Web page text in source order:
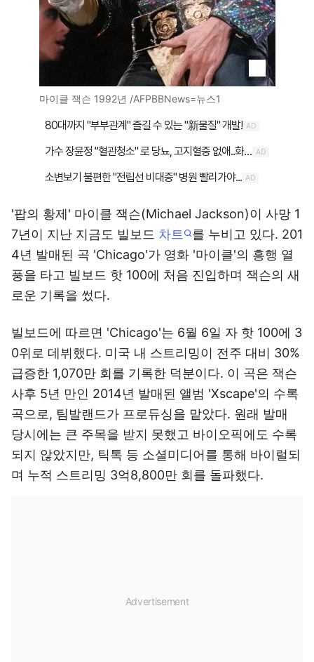
마이클 잭슨 1992년 /AFPBBNews=뉴스1
'팝의 황제' 마이클 잭슨(Michael Jackson)이 사망 1
7년이 지난 지금도 빌보드 차트
를 누비고 있다. 201
4년 발매된 곡 'Chicago'가 영화 '마이클'의 흥행 열
풍을 타고 빌보드 핫 100에 처음 진입하며 잭슨의 새
로운 기록을 썼다.
빌보드에 따르면 'Chicago'는 6월 6일 자 핫 100에 3
0위로 데뷔했다. 미국 내 스트리밍이 전주 대비 30%
급증한 1,070만 회를 기록한 덕분이다. 이 곡은 잭슨
사후 5년 만인 2014년 발매된 앨범 'Xscape'의 수록
곡으로, 팀발랜드가 프로듀싱을 맡았다. 원래 발매
당시에는 큰 주목을 받지 못했고 바이오픽에도 수록
되지 않았지만, 틱톡 등 소셜미디어를 통해 바이럴되
며 누적 스트리밍 3억8,800만 회를 돌파했다.